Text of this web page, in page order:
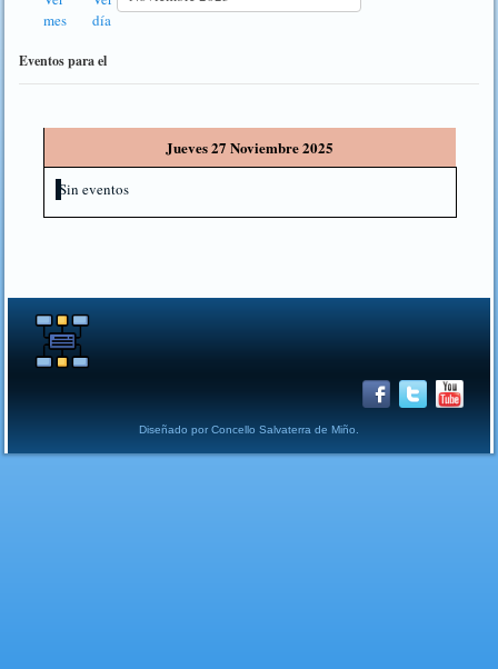
Eventos para el
Jueves 27 Noviembre 2025
Sin eventos
Diseñado por Concello Salvaterra de Miño.